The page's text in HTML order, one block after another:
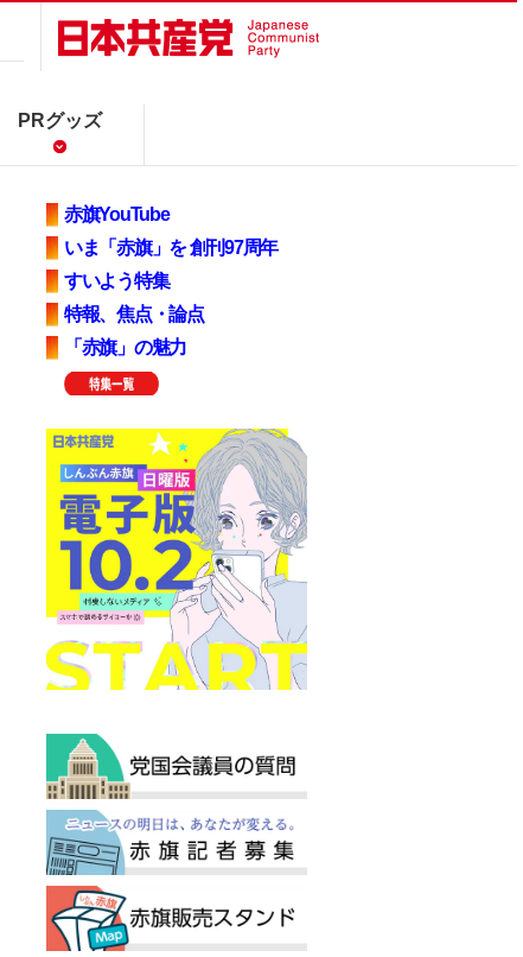
PRグッズ
赤旗YouTube
いま「赤旗」を 創刊97周年
すいよう特集
特報、焦点・論点
「赤旗」の魅力